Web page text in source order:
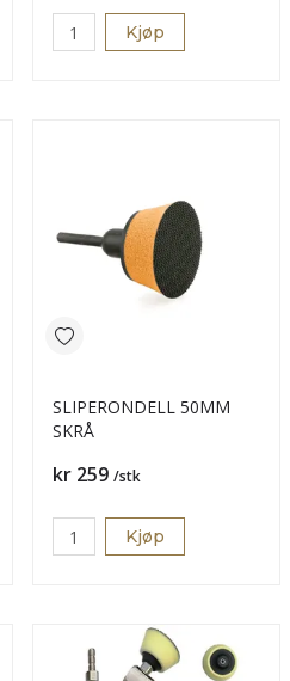
Kjøp
SLIPERONDELL 50MM
SKRÅ
Pris
kr 259 /stk
Kjøp